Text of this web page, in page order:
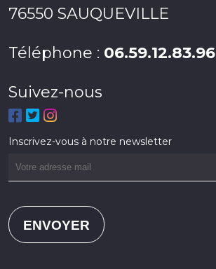
76550 SAUQUEVILLE
Téléphone : 06.59.12.83.96
Suivez-nous
Inscrivez-vous à notre newsletter